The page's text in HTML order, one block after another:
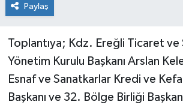
Paylaş
Toplantıya; Kdz. Ereğli Ticaret ve
Yönetim Kurulu Başkanı Arslan
Esnaf ve Sanatkarlar Kredi ve
Başkanı ve 32. Bölge Birliği